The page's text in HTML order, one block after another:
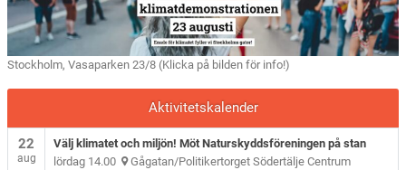
Stockholm, Vasaparken 23/8 (Klicka på bilden för info!)
Aktivitetskalender
22
aug
Välj klimatet och miljön! Möt Naturskyddsföreningen på stan
lördag 14.00 Gågatan/Politikertorget Södertälje Centrum